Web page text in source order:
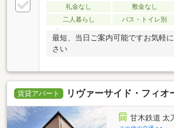
礼金なし 敷金なし
二人暮らし
バス・トイレ別
最短、当日ご案内可能ですお気軽
さい
賃貸アパート リヴァーサイド・フィオ
甘木鉄道 太